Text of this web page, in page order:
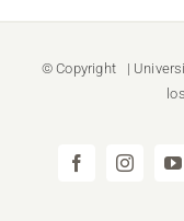
© Copyright |
FacebookInstagram